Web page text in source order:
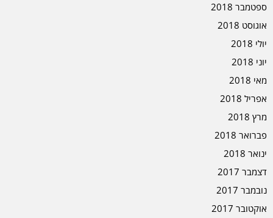
ספטמבר 2018
אוגוסט 2018
יולי 2018
יוני 2018
מאי 2018
אפריל 2018
מרץ 2018
פברואר 2018
ינואר 2018
דצמבר 2017
נובמבר 2017
אוקטובר 2017